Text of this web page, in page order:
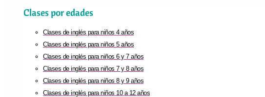
Clases por edades
Clases de inglés para niños 4 años
Clases de inglés para niños 5 años
Clases de inglés para niños 6 y 7 años
Clases de inglés para niños 7 y 8 años
Clases de inglés para niños 8 y 9 años
Clases de inglés para niños 10 a 12 años